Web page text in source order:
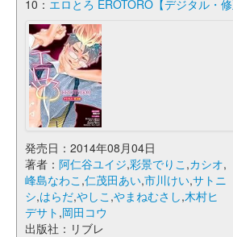
10： エロとろ EROTORO【デジタル・修
発売日：2014年08月04日
著者： 阿仁谷ユイジ,彩景でりこ ,カシオ,
峰島なわこ ,仁茂田あい,市川けい,サトニ
シ,はらだ,やしこ ,やまねむさし,木村ヒ
デサト ,岡田コウ
出版社：リブレ